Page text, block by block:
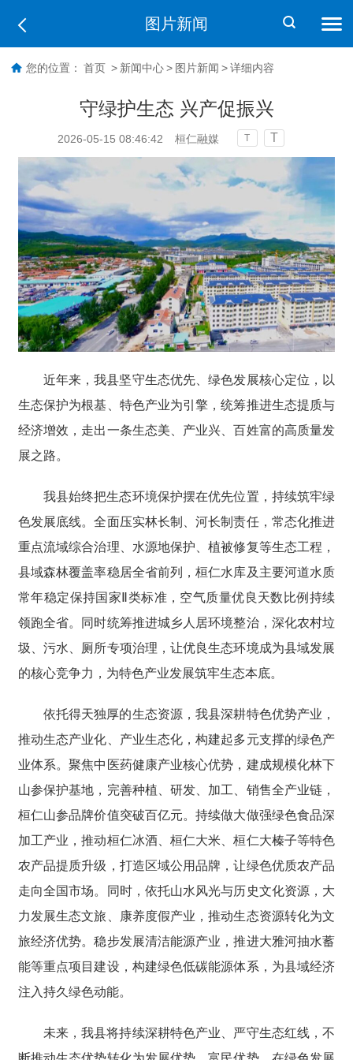
图片新闻
您的位置： 首页 > 新闻中心 > 图片新闻 > 详细内容
守绿护生态 兴产促振兴
2026-05-15 08:46:42 桓仁融媒 T T
近年来，我县坚守生态优先、绿色发展核心定位，以
生态保护为根基、特色产业为引擎，统筹推进生态提质与
经济增效，走出一条生态美、产业兴、百姓富的高质量发
展之路。
我县始终把生态环境保护摆在优先位置，持续筑牢绿
色发展底线。全面压实林长制、河长制责任，常态化推进
重点流域综合治理、水源地保护、植被修复等生态工程，
县域森林覆盖率稳居全省前列，桓仁水库及主要河道水质
常年稳定保持国家Ⅱ类标准，空气质量优良天数比例持续
领跑全省。同时统筹推进城乡人居环境整治，深化农村垃
圾、污水、厕所专项治理，让优良生态环境成为县域发展
的核心竞争力，为特色产业发展筑牢生态本底。
依托得天独厚的生态资源，我县深耕特色优势产业，
推动生态产业化、产业生态化，构建起多元支撑的绿色产
业体系。聚焦中医药健康产业核心优势，建成规模化林下
山参保护基地，完善种植、研发、加工、销售全产业链，
桓仁山参品牌价值突破百亿元。持续做大做强绿色食品深
加工产业，推动桓仁冰酒、桓仁大米、桓仁大榛子等特色
农产品提质升级，打造区域公用品牌，让绿色优质农产品
走向全国市场。同时，依托山水风光与历史文化资源，大
力发展生态文旅、康养度假产业，推动生态资源转化为文
旅经济优势。稳步发展清洁能源产业，推进大雅河抽水蓄
能等重点项目建设，构建绿色低碳能源体系，为县域经济
注入持久绿色动能。
未来，我县将持续深耕特色产业、严守生态红线，不